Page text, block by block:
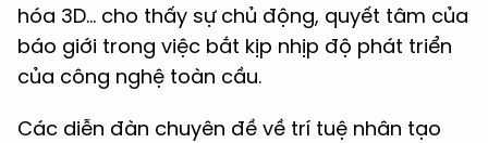
hóa 3D… cho thấy sự chủ động, quyết tâm của
báo giới trong việc bắt kịp nhịp độ phát triển
của công nghệ toàn cầu.
Các diễn đàn chuyên đề về trí tuệ nhân tạo